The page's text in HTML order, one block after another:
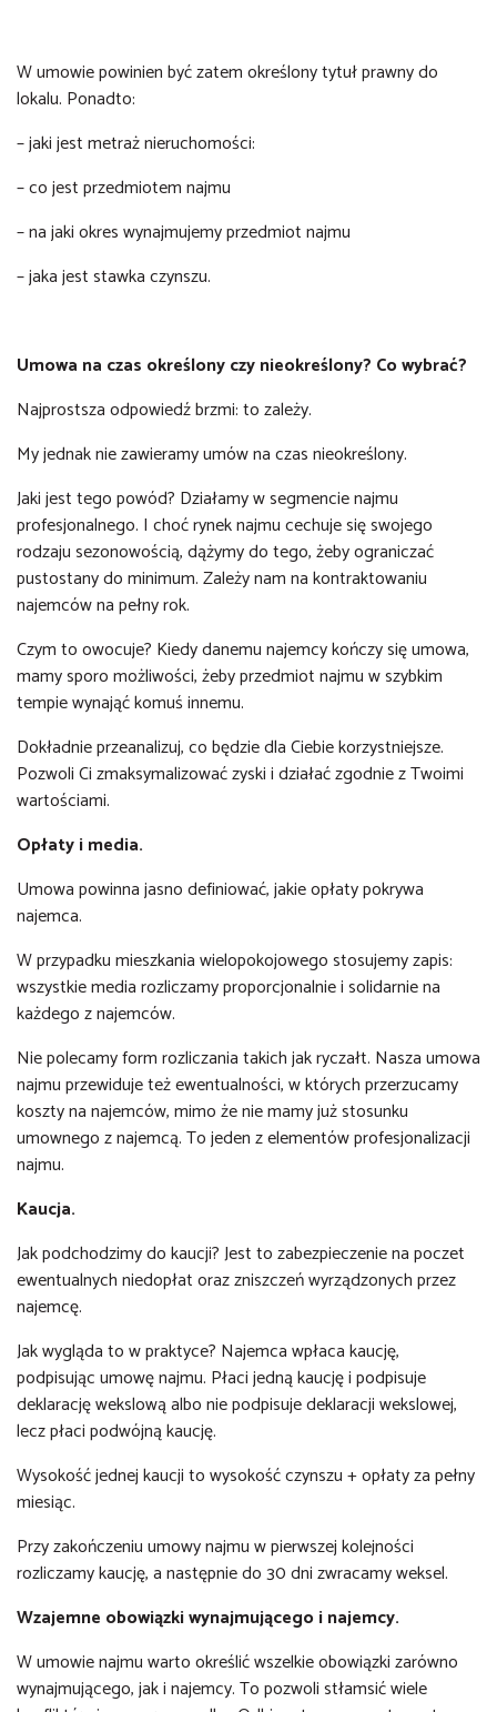
W umowie powinien być zatem określony tytuł prawny do
lokalu. Ponadto:
– jaki jest metraż nieruchomości:
– co jest przedmiotem najmu
– na jaki okres wynajmujemy przedmiot najmu
– jaka jest stawka czynszu.
Umowa na czas określony czy nieokreślony? Co wybrać?
Najprostsza odpowiedź brzmi: to zależy.
My jednak nie zawieramy umów na czas nieokreślony.
Jaki jest tego powód? Działamy w segmencie najmu
profesjonalnego. I choć rynek najmu cechuje się swojego
rodzaju sezonowością, dążymy do tego, żeby ograniczać
pustostany do minimum. Zależy nam na kontraktowaniu
najemców na pełny rok.
Czym to owocuje? Kiedy danemu najemcy kończy się umowa,
mamy sporo możliwości, żeby przedmiot najmu w szybkim
tempie wynająć komuś innemu.
Dokładnie przeanalizuj, co będzie dla Ciebie korzystniejsze.
Pozwoli Ci zmaksymalizować zyski i działać zgodnie z Twoimi
wartościami.
Opłaty i media.
Umowa powinna jasno definiować, jakie opłaty pokrywa
najemca.
W przypadku mieszkania wielopokojowego stosujemy zapis:
wszystkie media rozliczamy proporcjonalnie i solidarnie na
każdego z najemców.
Nie polecamy form rozliczania takich jak ryczałt. Nasza umowa
najmu przewiduje też ewentualności, w których przerzucamy
koszty na najemców, mimo że nie mamy już stosunku
umownego z najemcą. To jeden z elementów profesjonalizacji
najmu.
Kaucja.
Jak podchodzimy do kaucji? Jest to zabezpieczenie na poczet
ewentualnych niedopłat oraz zniszczeń wyrządzonych przez
najemcę.
Jak wygląda to w praktyce? Najemca wpłaca kaucję,
podpisując umowę najmu. Płaci jedną kaucję i podpisuje
deklarację wekslową albo nie podpisuje deklaracji wekslowej,
lecz płaci podwójną kaucję.
Wysokość jednej kaucji to wysokość czynszu + opłaty za pełny
miesiąc.
Przy zakończeniu umowy najmu w pierwszej kolejności
rozliczamy kaucję, a następnie do 30 dni zwracamy weksel.
Wzajemne obowiązki wynajmującego i najemcy.
W umowie najmu warto określić wszelkie obowiązki zarówno
wynajmującego, jak i najemcy. To pozwoli stłamsić wiele